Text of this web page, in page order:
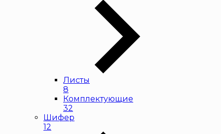
Листы
8
Комплектующие
32
Шифер
12